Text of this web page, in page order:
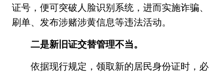
证号，便可突破人脸识别系统，进而实施诈骗、
刷单、发布涉赌涉黄信息等违法活动。
二是新旧证交替管理不当。
依据现行规定，领取新的居民身份证时，必